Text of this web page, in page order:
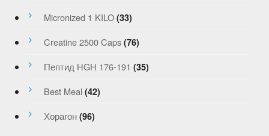
Micronized 1 KILO (33)
Creatine 2500 Caps (76)
Пептид HGH 176-191 (35)
Best Meal (42)
Хорагон (96)